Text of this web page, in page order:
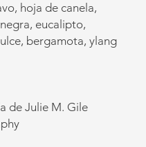
hoja de canela,
eucalipto,
bergamota, ylang
de Julie M. Gile